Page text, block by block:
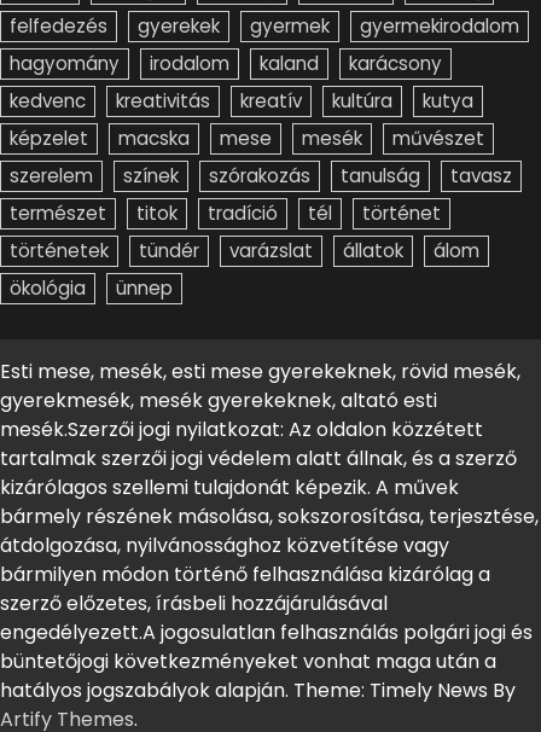
felfedezés
gyerekek gyermek
gyermekirodalom
hagyomány
irodalom kaland
karácsony
kedvenc
kreativitás kreatív kultúra
kutya
képzelet
macska mese mesék
művészet
szerelem
színek szórakozás tanulság
tavasz
természet
titok tradíció tél
történet
történetek
tündér varázslat állatok
álom
ökológia
ünnep
Esti mese, mesék, esti mese gyerekeknek, rövid mesék,
gyerekmesék, mesék gyerekeknek, altató esti
mesék.Szerzői jogi nyilatkozat: Az oldalon közzétett
tartalmak szerzői jogi védelem alatt állnak, és a szerző
kizárólagos szellemi tulajdonát képezik. A művek
bármely részének másolása, sokszorosítása, terjesztése,
átdolgozása, nyilvánossághoz közvetítése vagy
bármilyen módon történő felhasználása kizárólag a
szerző előzetes, írásbeli hozzájárulásával
engedélyezett.A jogosulatlan felhasználás polgári jogi és
büntetőjogi következményeket vonhat maga után a
hatályos jogszabályok alapján. Theme: Timely News By
Artify Themes.